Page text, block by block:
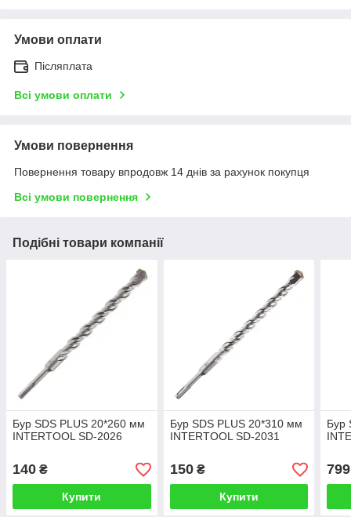
Умови оплати
Післяплата
Всі умови оплати
Умови повернення
Повернення товару впродовж 14 днів за рахунок покупця
Всі умови повернення
Подібні товари компанії
Бур SDS PLUS 20*260 мм
INTERTOOL SD-2026
140 ₴
Купити
Бур SDS PLUS 20*310 мм
INTERTOOL SD-2031
150₴
Купити
Бур
799